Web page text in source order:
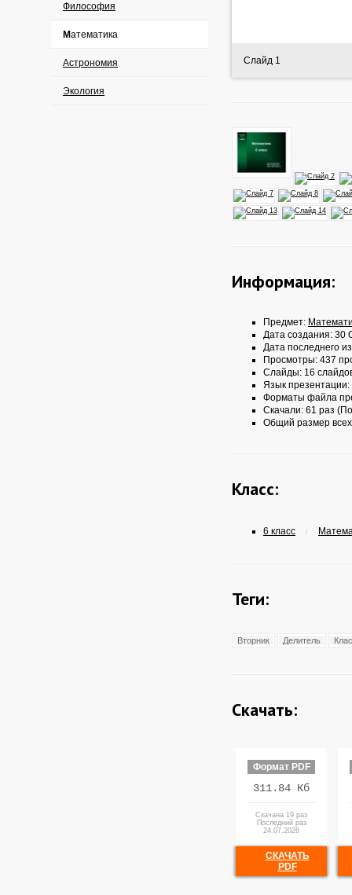
Философия
Математика
Астрономия
Экология
Слайд 1
Информация:
Предмет:
Дата создания: 30
Дата последнего
Просмотры: 437
Слайды: 16
Язык презентации:
Форматы файла
Скачали: 61 раз
Общий размер
Класс:
6 класс /
Теги:
Вторник Делитель
Скачать:
Формат PDF
311.84 Кб
Скачана 19 раз
Последний раз
24.07.2026
СКАЧАТЬ
PDF